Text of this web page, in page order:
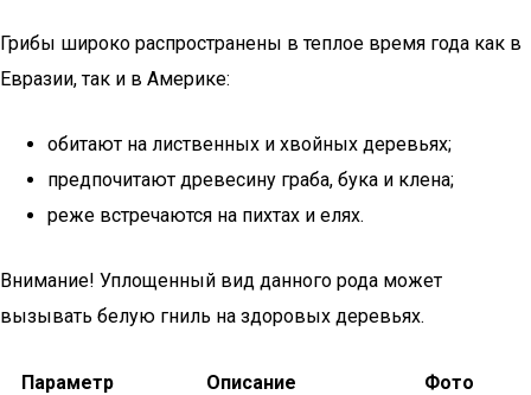
Грибы широко распространены в теплое время года как в
Евразии, так и в Америке:
обитают на лиственных и хвойных деревьях;
предпочитают древесину граба, бука и клена;
реже встречаются на пихтах и елях.
Внимание! Уплощенный вид данного рода может
вызывать белую гниль на здоровых деревьях.
Параметр Описание
Фото